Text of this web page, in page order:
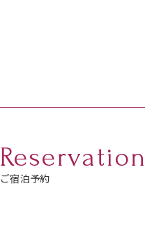
Reservation
ご宿泊予約